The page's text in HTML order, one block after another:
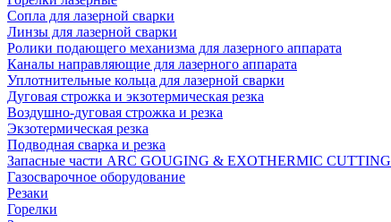
Сопла для лазерной сварки
Линзы для лазерной сварки
Ролики подающего механизма для лазерного аппарата
Каналы направляющие для лазерного аппарата
Уплотнительные кольца для лазерной сварки
Дуговая строжка и экзотермическая резка
Воздушно-дуговая строжка и резка
Экзотермическая резка
Подводная сварка и резка
Запасные части ARC GOUGING & EXOTHERMIC CUTTING
Газосварочное оборудование
Резаки
Горелки